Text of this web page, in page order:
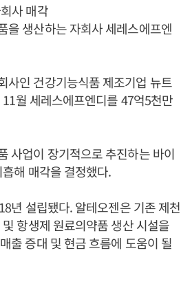
사 매각
을 생산하는 자회사 세레스에프엔
사인 건강기능식품 제조기업 뉴트
월 세레스에프엔디를 47억5천만
사업이 장기적으로 추진하는 바이
해 매각을 결정했다.
년 설립됐다. 알테오젠은 기존 제천
항생제 원료의약품 생산 시설을
출 증대 및 현금 흐름에 도움이 될